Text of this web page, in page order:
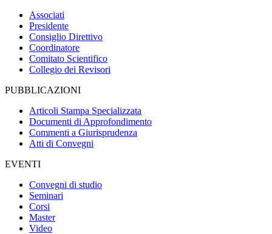
Associati
Presidente
Consiglio Direttivo
Coordinatore
Comitato Scientifico
Collegio dei Revisori
PUBBLICAZIONI
Articoli Stampa Specializzata
Documenti di Approfondimento
Commenti a Giurisprudenza
Atti di Convegni
EVENTI
Convegni di studio
Seminari
Corsi
Master
Video